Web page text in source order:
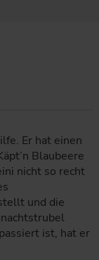
Er hat einen
Blaubeere
nicht so recht
und die
ist, hat er